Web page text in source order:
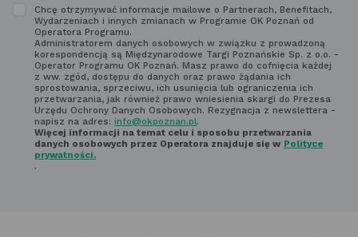
poniżej
Zapoznaj
z regulaminem
newsletter'a
Chcę otrzymywać informacje mailowe o Partnerach, Benefitach,
Wydarzeniach i innych zmianach w Programie OK Poznań od
Operatora Programu.
Administratorem danych osobowych w związku z prowadzoną
korespondencją są Międzynarodowe Targi Poznańskie Sp. z o.o. -
Operator Programu OK Poznań. Masz prawo do cofnięcia każdej
z ww. zgód, dostępu do danych oraz prawo żądania ich
sprostowania, sprzeciwu, ich usunięcia lub ograniczenia ich
przetwarzania, jak również prawo wniesienia skargi do Prezesa
Urzędu Ochrony Danych Osobowych. Rezygnacja z newslettera -
napisz na adres: info@okpoznan.pl.
Więcej informacji na temat celu i sposobu przetwarzania
danych osobowych przez Operatora znajduje się w Polityce
prywatności.
.